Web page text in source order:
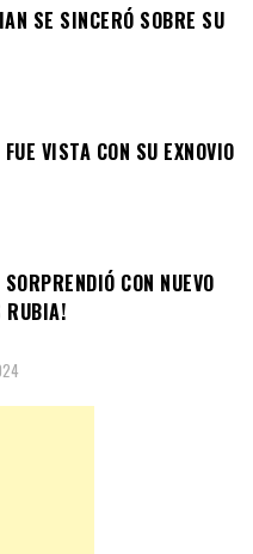
SE SINCERÓ SOBRE SU
VISTA CON SU EXNOVIO
CON NUEVO
RUBIA!